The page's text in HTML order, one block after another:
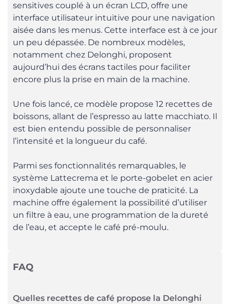
sensitives couplé à un écran LCD, offre une
interface utilisateur intuitive pour une navigation
aisée dans les menus. Cette interface est à ce jour
un peu dépassée. De nombreux modèles,
notamment chez Delonghi, proposent
aujourd’hui des écrans tactiles pour faciliter
encore plus la prise en main de la machine.
Une fois lancé, ce modèle propose 12 recettes de
boissons, allant de l’espresso au latte macchiato. Il
est bien entendu possible de personnaliser
l’intensité et la longueur du café.
Parmi ses fonctionnalités remarquables, le
système Lattecrema et le porte-gobelet en acier
inoxydable ajoute une touche de praticité. La
machine offre également la possibilité d’utiliser
un filtre à eau, une programmation de la dureté
de l’eau, et accepte le café pré-moulu.
FAQ
Quelles recettes de café propose la Delonghi